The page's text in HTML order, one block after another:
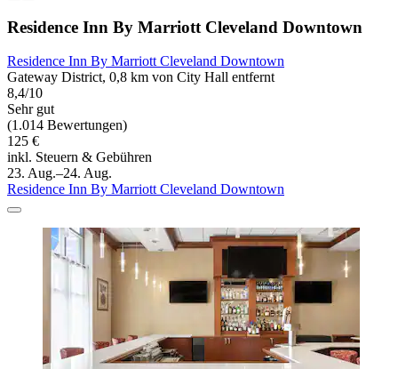
Residence Inn By Marriott Cleveland Downtown
Residence Inn By Marriott Cleveland Downtown
Gateway District, 0,8 km von City Hall entfernt
8,4/10
Sehr gut
(1.014 Bewertungen)
125 €
inkl. Steuern & Gebühren
23. Aug.–24. Aug.
Residence Inn By Marriott Cleveland Downtown